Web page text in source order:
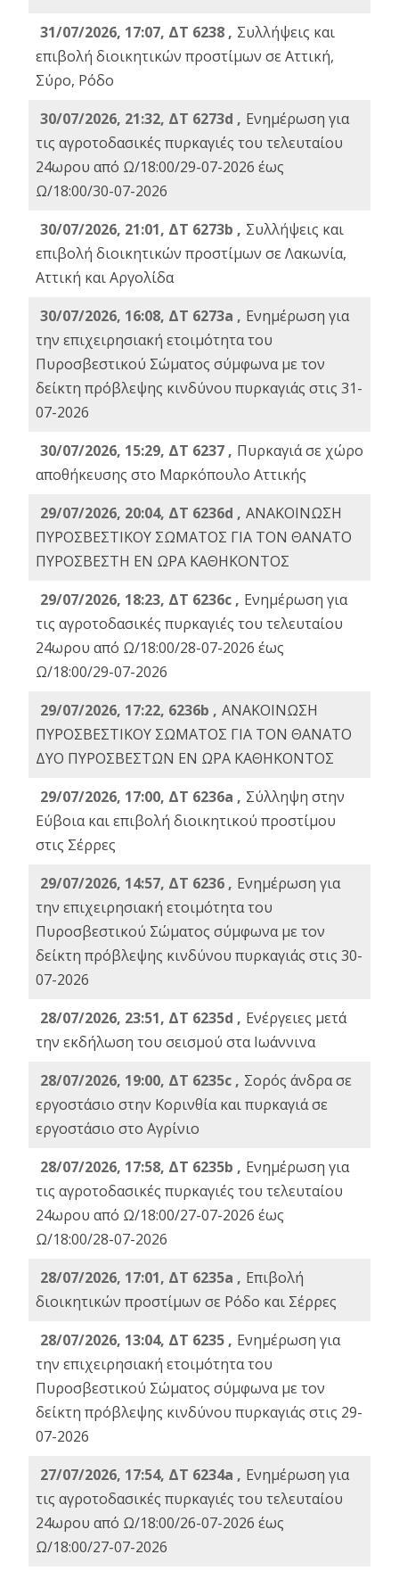
31/07/2026, 17:07, ΔΤ 6238 , Συλλήψεις και
επιβολή διοικητικών προστίμων σε Αττική,
Σύρο, Ρόδο
30/07/2026, 21:32, ΔΤ 6273d , Ενημέρωση για
τις αγροτοδασικές πυρκαγιές του τελευταίου
24ωρου από Ω/18:00/29-07-2026 έως
Ω/18:00/30-07-2026
30/07/2026, 21:01, ΔΤ 6273b , Συλλήψεις και
επιβολή διοικητικών προστίμων σε Λακωνία,
Αττική και Αργολίδα
30/07/2026, 16:08, ΔΤ 6273a , Ενημέρωση για
την επιχειρησιακή ετοιμότητα του
Πυροσβεστικού Σώματος σύμφωνα με τον
δείκτη πρόβλεψης κινδύνου πυρκαγιάς στις 31-
07-2026
30/07/2026, 15:29, ΔΤ 6237 , Πυρκαγιά σε χώρο
αποθήκευσης στο Μαρκόπουλο Αττικής
29/07/2026, 20:04, ΔΤ 6236d , ΑΝΑΚΟΙΝΩΣΗ
ΠΥΡΟΣΒΕΣΤΙΚΟΥ ΣΩΜΑΤΟΣ ΓΙΑ ΤΟΝ ΘΑΝΑΤΟ
ΠΥΡΟΣΒΕΣΤΗ ΕΝ ΩΡΑ ΚΑΘΗΚΟΝΤΟΣ
29/07/2026, 18:23, ΔΤ 6236c , Ενημέρωση για
τις αγροτοδασικές πυρκαγιές του τελευταίου
24ωρου από Ω/18:00/28-07-2026 έως
Ω/18:00/29-07-2026
29/07/2026, 17:22, 6236b , ΑΝΑΚΟΙΝΩΣΗ
ΠΥΡΟΣΒΕΣΤΙΚΟΥ ΣΩΜΑΤΟΣ ΓΙΑ ΤΟΝ ΘΑΝΑΤΟ
ΔΥΟ ΠΥΡΟΣΒΕΣΤΩΝ ΕΝ ΩΡΑ ΚΑΘΗΚΟΝΤΟΣ
29/07/2026, 17:00, ΔΤ 6236a , Σύλληψη στην
Εύβοια και επιβολή διοικητικού προστίμου
στις Σέρρες
29/07/2026, 14:57, ΔΤ 6236 , Ενημέρωση για
την επιχειρησιακή ετοιμότητα του
Πυροσβεστικού Σώματος σύμφωνα με τον
δείκτη πρόβλεψης κινδύνου πυρκαγιάς στις 30-
07-2026
28/07/2026, 23:51, ΔΤ 6235d , Ενέργειες μετά
την εκδήλωση του σεισμού στα Ιωάννινα
28/07/2026, 19:00, ΔΤ 6235c , Σορός άνδρα σε
εργοστάσιο στην Κορινθία και πυρκαγιά σε
εργοστάσιο στο Αγρίνιο
28/07/2026, 17:58, ΔΤ 6235b , Ενημέρωση για
τις αγροτοδασικές πυρκαγιές του τελευταίου
24ωρου από Ω/18:00/27-07-2026 έως
Ω/18:00/28-07-2026
28/07/2026, 17:01, ΔΤ 6235a , Eπιβολή
διοικητικών προστίμων σε Ρόδο και Σέρρες
28/07/2026, 13:04, ΔΤ 6235 , Ενημέρωση για
την επιχειρησιακή ετοιμότητα του
Πυροσβεστικού Σώματος σύμφωνα με τον
δείκτη πρόβλεψης κινδύνου πυρκαγιάς στις 29-
07-2026
27/07/2026, 17:54, ΔΤ 6234a , Ενημέρωση για
τις αγροτοδασικές πυρκαγιές του τελευταίου
24ωρου από Ω/18:00/26-07-2026 έως
Ω/18:00/27-07-2026